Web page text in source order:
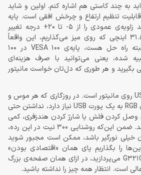
به چند کاستی هم اشاره کنم. اولین و شاید
قابلیت تنظیم ارتفاع و چرخش افقی است. پایه
فقط به شما اجازه می‌دهد زاویه‌ی عمودی را از 5- تا 20+ درجه تغییر
دهید. برای یک مانیتور 31.5 اینچی که روی میز می‌گذاریم، این واقعاً
محدودیت بزرگی است. البته راه حل هست، پایه‌ی VESA 100 در 100
شده، یعنی می‌توانید با صرف هزینه‌ای
بگیرید و هر طوری که دل‌تان خواست مانیتور
نکته‌ی دیگر، نبود پورت USB روی مانیتور است. در روزگاری که هر موس و
کیبورد گیمینگ و نورپردازی RGB به یک پورت USB نیاز دارد، نداشتن حتی
وصل کردن فلش یا شارژ کردن هندزفری، کمی
عقب‌افتادگی به نظر می‌رسد. ضمن این‌که روشنایی 300 نیت در این رده،
خیلی نورگیر باشد، ممکن است مجبور شوید
را بگذاریم پای همان «اقتصادی بودن»
محصول. قیمتی که برای G321Q می‌پردازید، در ازای همان صفحه‌ی بزرگ
است. انتظار همه چیز را نداشته باشید.